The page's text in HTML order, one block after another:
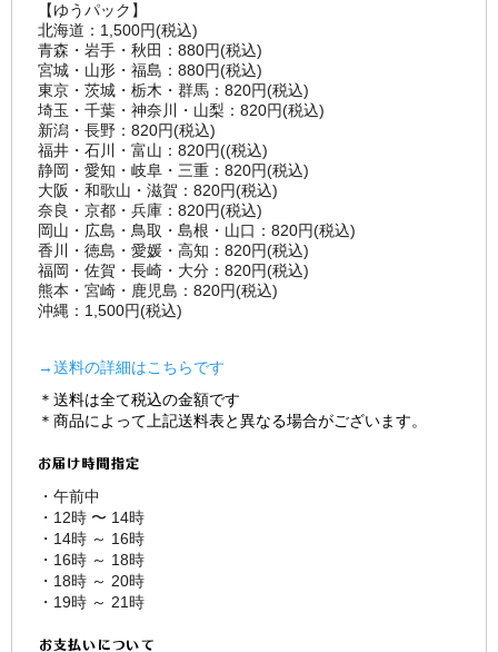
【ゆうパック】
北海道：1,500円(税込)
青森・岩手・秋田：880円(税込)
宮城・山形・福島：880円(税込)
東京・茨城・栃木・群馬：820円(税込)
埼玉・千葉・神奈川・山梨：820円(税込)
新潟・長野：820円(税込)
福井・石川・富山：820円((税込)
静岡・愛知・岐阜・三重：820円(税込)
大阪・和歌山・滋賀：820円(税込)
奈良・京都・兵庫：820円(税込)
岡山・広島・鳥取・島根・山口：820円(税込)
香川・徳島・愛媛・高知：820円(税込)
福岡・佐賀・長崎・大分：820円(税込)
熊本・宮崎・鹿児島：820円(税込)
沖縄：1,500円(税込)
→送料の詳細はこちらです
＊送料は全て税込の金額です
＊商品によって上記送料表と異なる場合がございます。
・午前中
・12時 〜 14時
・14時 ～ 16時
・16時 ～ 18時
・18時 ～ 20時
・19時 ～ 21時